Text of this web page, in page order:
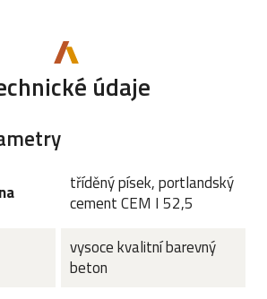
údaje
tříděný písek, portlandský
cement CEM I 52,5
vysoce kvalitní barevný
beton